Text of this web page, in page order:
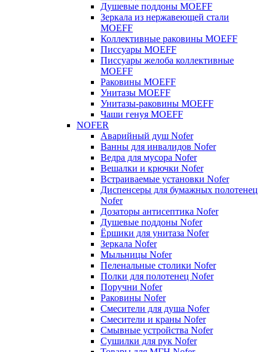
Душевые поддоны MOEFF
Зеркала из нержавеющей стали
MOEFF
Коллективные раковины MOEFF
Писсуары MOEFF
Писсуары желоба коллективные
MOEFF
Раковины MOEFF
Унитазы MOEFF
Унитазы-раковины MOEFF
Чаши генуя MOEFF
NOFER
Аварийный душ Nofer
Ванны для инвалидов Nofer
Ведра для мусора Nofer
Вешалки и крючки Nofer
Встраиваемые установки Nofer
Диспенсеры для бумажных полотенец
Nofer
Дозаторы антисептика Nofer
Душевые поддоны Nofer
Ёршики для унитаза Nofer
Зеркала Nofer
Мыльницы Nofer
Пеленальные столики Nofer
Полки для полотенец Nofer
Поручни Nofer
Раковины Nofer
Смесители для душа Nofer
Смесители и краны Nofer
Смывные устройства Nofer
Сушилки для рук Nofer